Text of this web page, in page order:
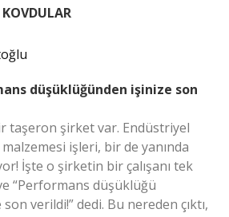
düşüklüğünden işinize son
taşeron şirket var. Endüstriyel
işleri, bir de yanında
İşte o şirketin bir çalışanı tek
“Performans düşüklüğü
verildi!” dedi. Bu nereden çıktı,